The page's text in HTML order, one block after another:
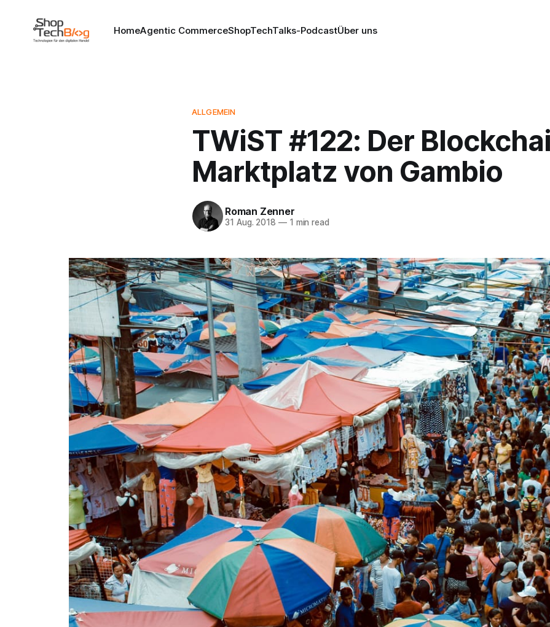
HomeAgentic CommerceShopTechTalks-PodcastÜber uns
ALLGEMEIN
TWiST #122: Der
Marktplatz von Gambio
Roman Zenner
31 Aug. 2018 —1 min read